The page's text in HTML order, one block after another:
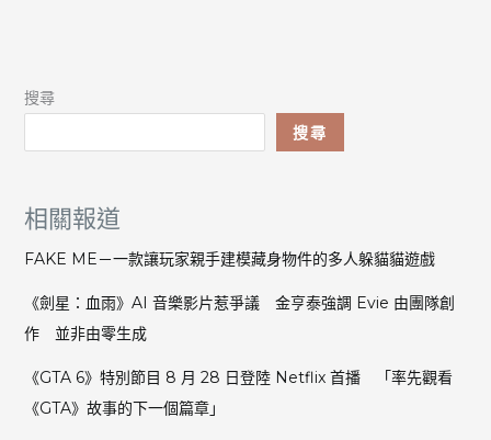
搜尋
搜尋
相關報道
FAKE ME－一款讓玩家親手建模藏身物件的多人躲貓貓遊戲
《劍星：血雨》AI 音樂影片惹爭議 金亨泰強調 Evie 由團隊創
作 並非由零生成
《GTA 6》特別節目 8 月 28 日登陸 Netflix 首播 「率先觀看
《GTA》故事的下一個篇章」